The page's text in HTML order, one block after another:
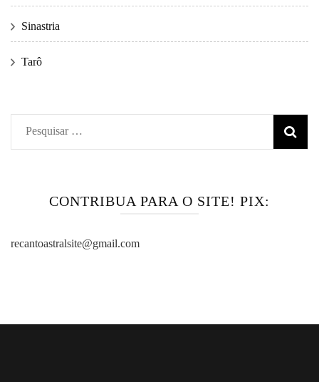
Sinastria
Tarô
Pesquisar
por:
CONTRIBUA PARA O SITE! PIX:
recantoastralsite@gmail.com